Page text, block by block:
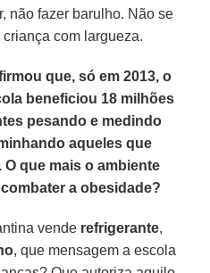
não fazer barulho. Não se
com largueza.
que, só em 2013, o
beneficiou 18 milhões
pesando e medindo
aqueles que
que mais o ambiente
a obesidade?
vende refrigerante,
, que mensagem a escola